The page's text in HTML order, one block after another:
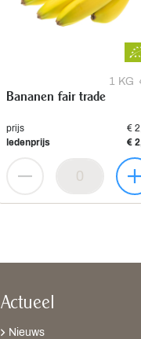
1 KG
Bananen fair trade
prijs
€
ledenprijs
€
Actueel
Nieuws